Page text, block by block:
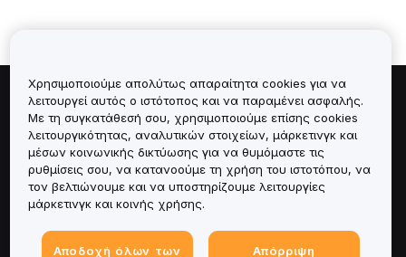
Πληροφορίες για
Υπηρεσίες
Υποστήριξη
Προϊόντα
Χρησιμοποιούμε απολύτως απαραίτητα cookies για να
λειτουργεί αυτός ο ιστότοπος και να παραμένει ασφαλής.
Με τη συγκατάθεσή σου, χρησιμοποιούμε επίσης cookies
λειτουργικότητας, αναλυτικών στοιχείων, μάρκετινγκ και
μέσων κοινωνικής δικτύωσης για να θυμόμαστε τις
ρυθμίσεις σου, να κατανοούμε τη χρήση του ιστοτόπου, να
τον βελτιώνουμε και να υποστηρίζουμε λειτουργίες
μάρκετινγκ και κοινής χρήσης.
Αποδοχή όλων των Απόρριψη